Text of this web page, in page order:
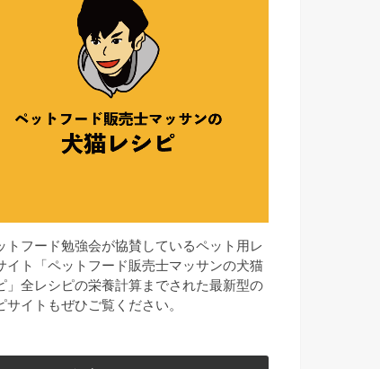
トフード勉強会が協賛しているペット用レ
イト「ペットフード販売士マッサンの犬猫
」全レシピの栄養計算までされた最新型の
サイトもぜひご覧ください。